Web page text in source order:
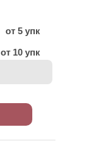
от 5 упк
от 10 упк